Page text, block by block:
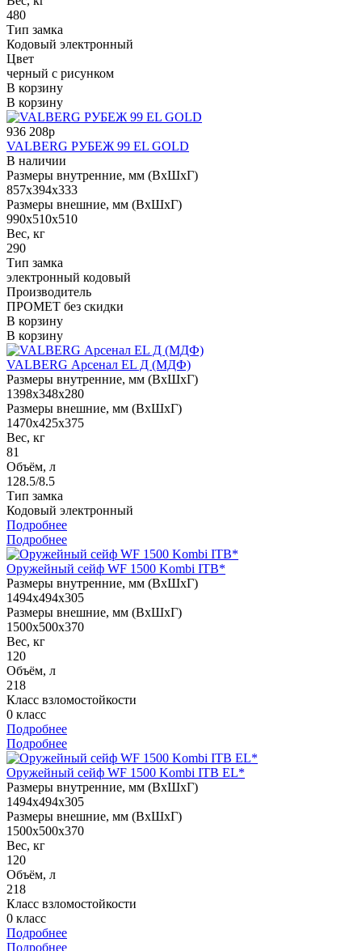
480
Тип замка
Кодовый электронный
Цвет
черный с рисунком
В корзину
В корзину
936 208р
VALBERG РУБЕЖ 99 EL GOLD
В наличии
Размеры внутренние, мм (ВхШхГ)
857x394x333
Размеры внешние, мм (ВхШхГ)
990x510x510
Вес, кг
290
Тип замка
электронный кодовый
Производитель
ПРОМЕТ без скидки
В корзину
В корзину
VALBERG Арсенал EL Д (МДФ)
Размеры внутренние, мм (ВхШхГ)
1398x348x280
Размеры внешние, мм (ВхШхГ)
1470x425x375
Вес, кг
81
Объём, л
128.5/8.5
Тип замка
Кодовый электронный
Подробнее
Подробнее
Оружейный сейф WF 1500 Kombi ITB*
Размеры внутренние, мм (ВхШхГ)
1494x494x305
Размеры внешние, мм (ВхШхГ)
1500x500x370
Вес, кг
120
Объём, л
218
Класс взломостойкости
0 класс
Подробнее
Подробнее
Оружейный сейф WF 1500 Kombi ITB EL*
Размеры внутренние, мм (ВхШхГ)
1494x494x305
Размеры внешние, мм (ВхШхГ)
1500x500x370
Вес, кг
120
Объём, л
218
Класс взломостойкости
0 класс
Подробнее
Подробнее